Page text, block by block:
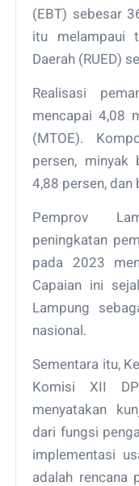
(EBT) sebesar
itu melampaui
Daerah (RUED)
Realisasi
mencapai 4,08
(MTOE).
persen, minyak
4,88 persen, dan
Pemprov
peningkatan
pada 2023
Capaian ini
Lampung
nasional.
Sementara itu,
Komisi XII
menyatakan
dari fungsi
implementasi
adalah rencana